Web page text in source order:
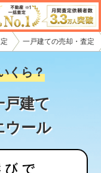
一戸建ての売却・査定
くら？
戸建て
ウール